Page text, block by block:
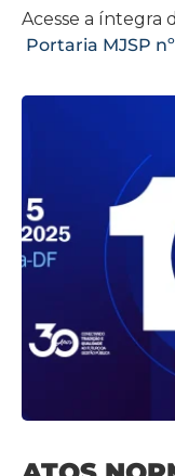
Acesse a íntegra
Portaria MJSP